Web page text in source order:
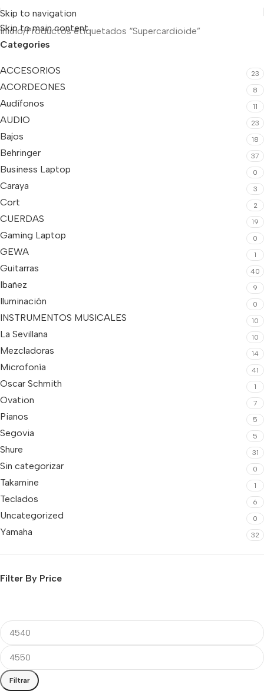
Skip to navigation
Skip to main content
Inicio Productos etiquetados “Supercardioide”
Categories
ACCESORIOS 23
ACORDEONES 8
Audífonos 11
AUDIO 23
Bajos 18
Behringer 37
Business Laptop 0
Caraya 3
Cort 2
CUERDAS 19
Gaming Laptop 0
GEWA 1
Guitarras 40
Ibañez 9
Iluminación 0
INSTRUMENTOS MUSICALES 10
La Sevillana 10
Mezcladoras 14
Microfonía 41
Oscar Schmith 1
Ovation 7
Pianos 5
Segovia 5
Shure 31
Sin categorizar 0
Takamine 1
Teclados 6
Uncategorized 0
Yamaha 32
Filter By Price
Filtrar